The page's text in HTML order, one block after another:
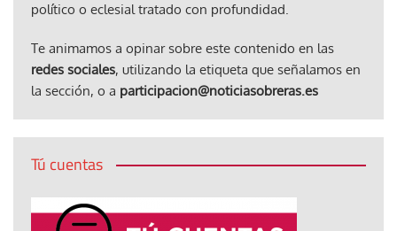
político o eclesial tratado con profundidad.
Te animamos a opinar sobre este contenido en las
redes sociales, utilizando la etiqueta que señalamos en
la sección, o a participacion@noticiasobreras.es
Tú cuentas